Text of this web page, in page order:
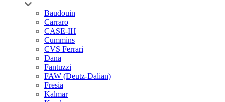
Baudouin
Carraro
CASE-IH
Cummins
CVS Ferrari
Dana
Fantuzzi
FAW (Deutz-Dalian)
Fresia
Kalmar